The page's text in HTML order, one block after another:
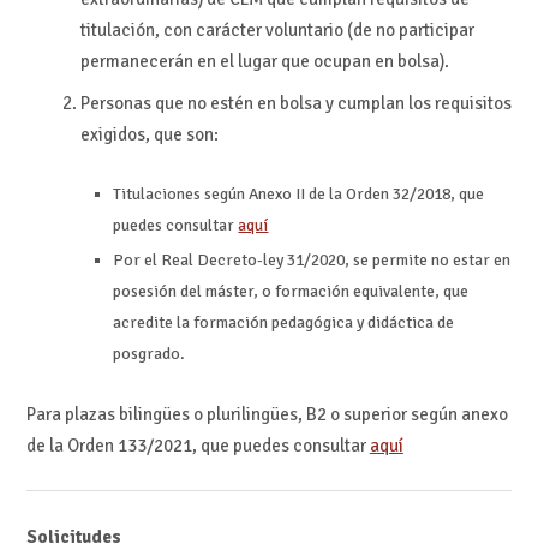
titulación, con carácter voluntario (de no participar
permanecerán en el lugar que ocupan en bolsa).
Personas que no estén en bolsa y cumplan los requisitos
exigidos, que son:
Titulaciones según Anexo II de la Orden 32/2018, que
puedes consultaraquí
Por el Real Decreto-ley 31/2020, se permite no estar en
posesión del máster, o formación equivalente, que
acredite la formación pedagógica y didáctica de
posgrado.
Para plazas bilingües o plurilingües, B2 o superior según anexo
de la Orden 133/2021, que puedes consultar aquí
Solicitudes